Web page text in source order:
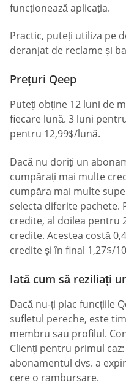
funcționează aplicația.
Practic, puteți utiliza pe
deranjat de reclame și
Prețuri Qeep
Puteți obține 12 luni de
fiecare lună. 3 luni
pentru 12,99$/lună.
Dacă nu doriți un
cumpărați mai multe
cumpăra mai multe
selecta diferite pachete.
credite, al doilea pentru
credite. Acestea costă
credite și în final 1,27$/
Iată cum să reziliați
Dacă nu-ți plac funcțiile
sufletul pereche, este
membru sau profilul.
Clienți pentru primul
abonamentul dvs. a
cere o rambursare.